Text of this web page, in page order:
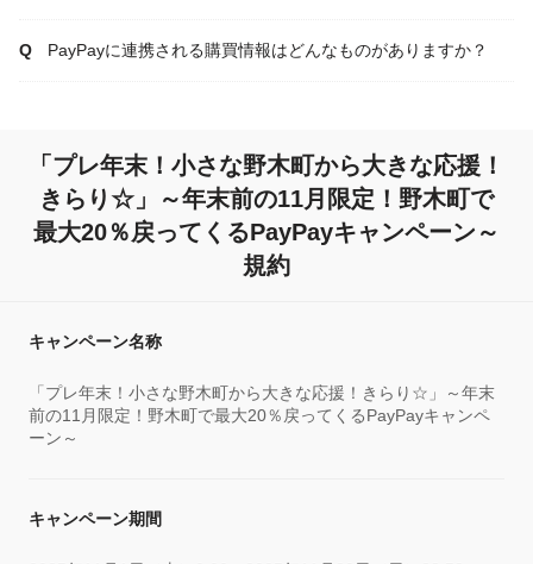
PayPayに連携される購買情報はどんなものがありますか？
「プレ年末！小さな野木町から大きな応援！
きらり☆」～年末前の11月限定！野木町で
最大20％戻ってくるPayPayキャンペーン～
規約
キャンペーン名称
「プレ年末！小さな野木町から大きな応援！きらり☆」～年末
前の11月限定！野木町で最大20％戻ってくるPayPayキャンペ
ーン～
キャンペーン期間